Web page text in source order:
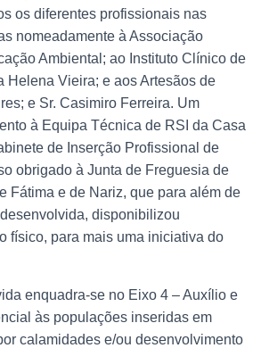
os diferentes profissionais nas
nomeadamente à Associação
Ambiental; ao Instituto Clínico de
Helena Vieira; e aos Artesãos de
e Sr. Casimiro Ferreira. Um
à Equipa Técnica de RSI da Casa
de Inserção Profissional de
obrigado à Junta de Freguesia de
Fátima e de Nariz, que para além de
disponibilizou
físico, para mais uma iniciativa do
enquadra-se no Eixo 4 – Auxílio e
às populações inseridas em
calamidades e/ou desenvolvimento